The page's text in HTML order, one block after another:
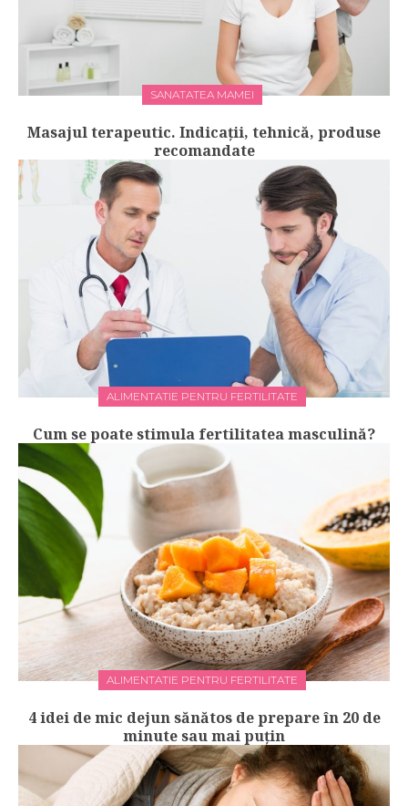
SANATATEA MAMEI
Masajul terapeutic. Indicații, tehnică, produse
recomandate
ALIMENTATIE PENTRU FERTILITATE
Cum se poate stimula fertilitatea masculină?
ALIMENTATIE PENTRU FERTILITATE
4 idei de mic dejun sănătos de prepare în 20 de
minute sau mai puțin